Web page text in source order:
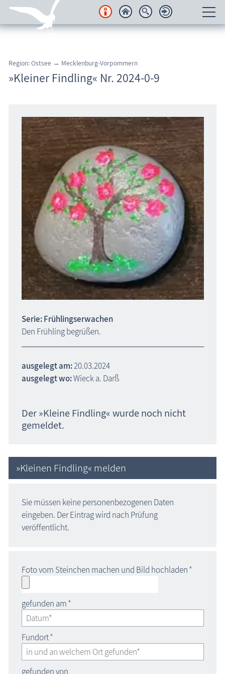
Regionales
Karten
Freizeit
Wissenswertes
Veranstaltungen
Blog
Region: Ostsee → Mecklenburg-Vorpommern
»Kleiner Findling« Nr. 2024-0-9
Serie: Frühlingserwachen
Den Frühling begrüßen.
ausgelegt am:20.03.2024
ausgelegt wo:Wieck a. Darß
Der »Kleine Findling« wurde noch nicht
gemeldet.
»Kleinen Findling« melden
Sie müssen keine personenbezogenen Daten
eingeben. Der Eintrag wird nach Prüfung
veröffentlicht.
Foto vom Steinchen machen und Bild hochladen*
gefunden am*
Fundort*
gefunden von